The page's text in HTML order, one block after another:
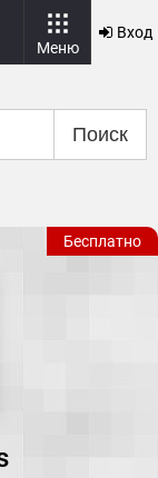
Меню
Вход
Поиск
Бесплатно